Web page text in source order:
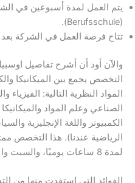
يتم العمل لمدة أسبوعين في
(Berufsschule).
تتاح فرصة العمل في الشركة بعد
والآن أود أن أشرح تفاصيل
التخصص يجمع بين الميكانيكا
المواد النظرية التالية: الفيزياء
الصناعي وعلم المواد
الكمبيوتر واللغة الإنجليزية
الرياضية عندنا). هذا التخصص
لمدة 8 ساعات يوميًا، والسبت والأحد هما عطلة.
الفوائد التي استفدت منها من